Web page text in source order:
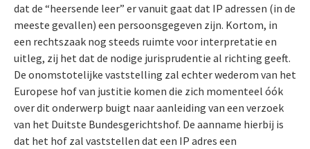
dat de “heersende leer” er vanuit gaat dat IP adressen (in de
meeste gevallen) een persoonsgegeven zijn. Kortom, in
een rechtszaak nog steeds ruimte voor interpretatie en
uitleg, zij het dat de nodige jurisprudentie al richting geeft.
De onomstotelijke vaststelling zal echter wederom van het
Europese hof van justitie komen die zich momenteel óók
over dit onderwerp buigt naar aanleiding van een verzoek
van het Duitste Bundesgerichtshof. De aanname hierbij is
dat het hof zal vaststellen dat een IP adres een